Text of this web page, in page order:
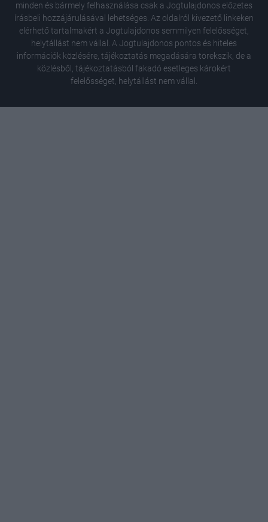
minden és bármely felhasználása csak a Jogtulajdonos előzetes
írásbeli hozzájárulásával lehetséges. Az oldalról kivezető linkeken
elérhető tartalmakért a Jogtulajdonos semmilyen felelősséget,
helytállást nem vállal. A Jogtulajdonos pontos és hiteles
információk közlésére, tájékoztatás megadására törekszik, de a
közlésből, tájékoztatásból fakadó esetleges károkért
felelősséget, helytállást nem vállal.